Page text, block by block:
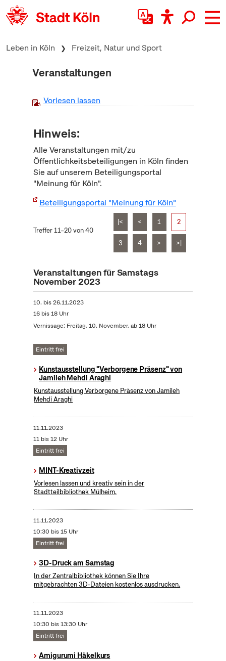
zum Inhalt springen
Leben in Köln Freizeit, Natur und Sport
Veranstaltungen
Vorlesen lassen
Hinweis:
Alle Veranstaltungen mit/zu
Öffentlichkeitsbeteiligungen in Köln finden
Sie auf unserem Beteiligungsportal
"Meinung für Köln".
Beteiligungsportal "Meinung für Köln"
Treffer 11–20 von 40
|< < 1 2
3 4 > >|
Veranstaltungen für Samstags
November 2023
10. bis26.11.2023
16 bis 18 Uhr
Vernissage: Freitag, 10. November, ab 18 Uhr
Eintritt frei
Kunstausstellung "Verborgene Präsenz" von
Jamileh Mehdi Araghi
Kunstausstellung Verborgene Präsenz von Jamileh
Mehdi Araghi
11.11.2023
11 bis 12 Uhr
Eintritt frei
MINT-Kreativzeit
Vorlesen lassen und kreativ sein in der
Stadtteilbibliothek Mülheim.
11.11.2023
10:30 bis 15 Uhr
Eintritt frei
3D-Druck am Samstag
In der Zentralbibliothek können Sie Ihre
mitgebrachten 3D-Dateien kostenlos ausdrucken.
11.11.2023
10:30 bis 13:30 Uhr
Eintritt frei
Amigurumi Häkelkurs